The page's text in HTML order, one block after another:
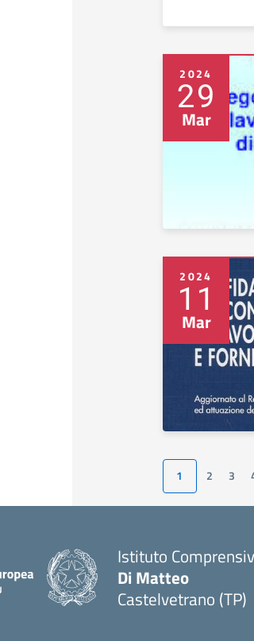
2024
29
Mar
2024
11
Mar
1 2 3
Istituto
Di Matteo
Castelvetrano (TP)